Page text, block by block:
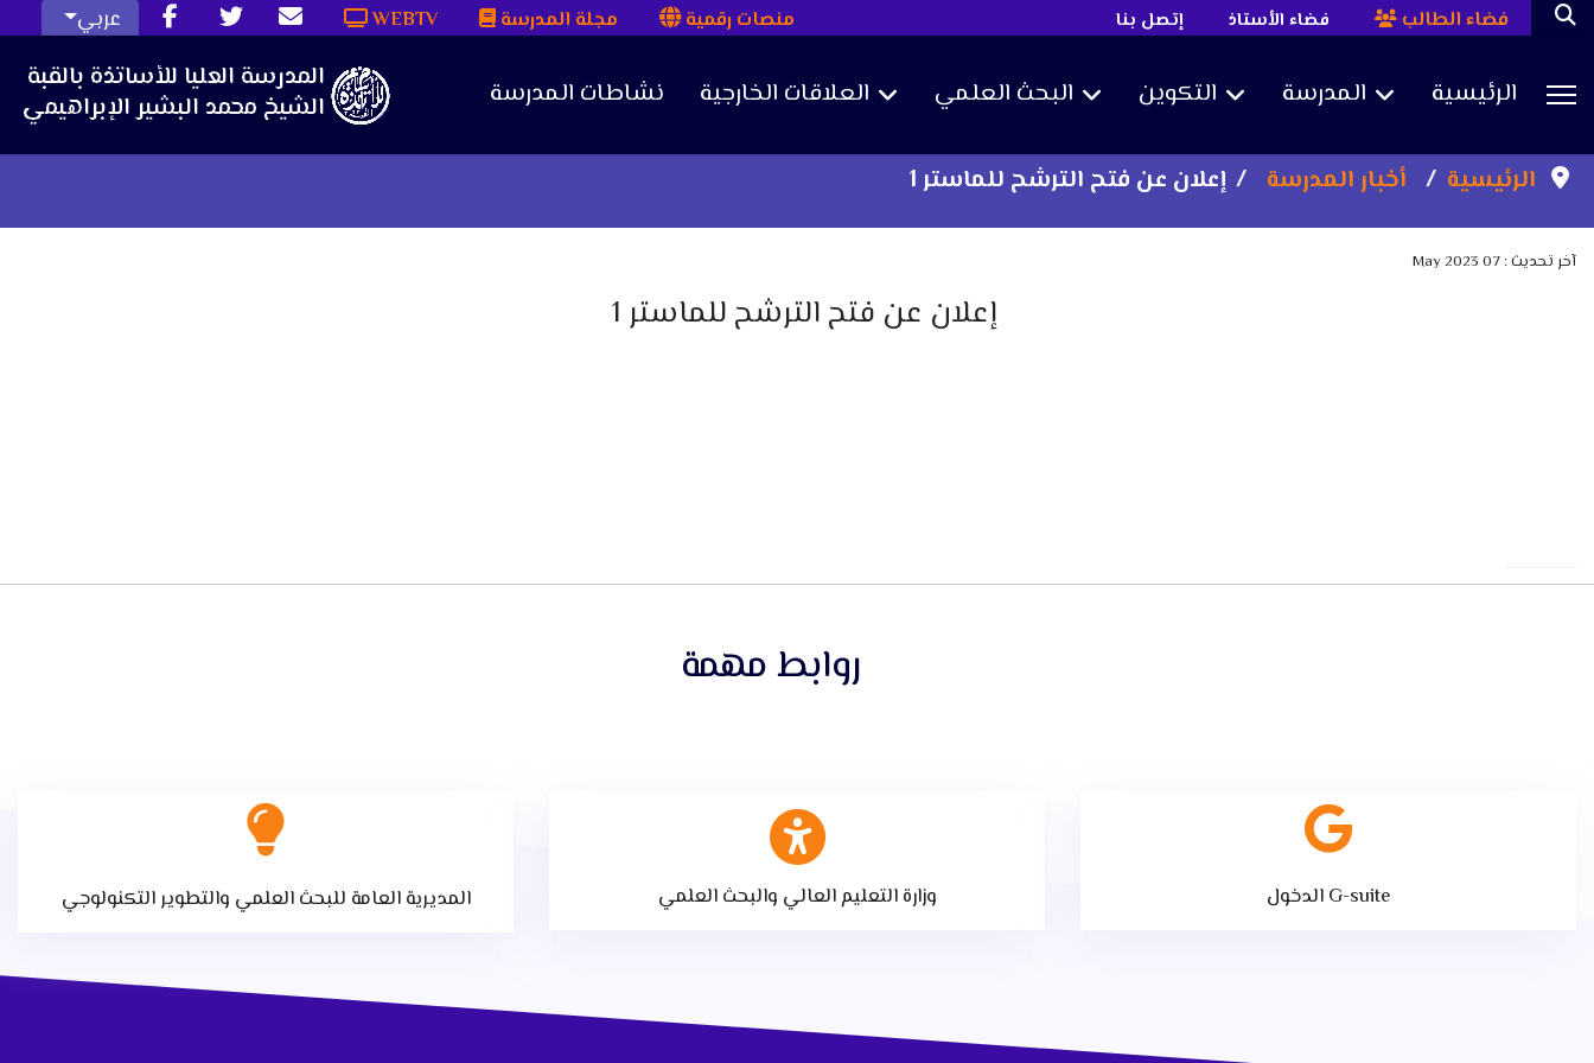
منصات رقمية مجلة المدرسة WEBTV عربي إتصل بنا فضاء الأستاذ فضاء الطالب
نشاطات المدرسة العلاقات الخارجية البحث العلمي التكوين المدرسة الرئيسية
الرئيسية أخبار المدرسة إعلان عن فتح الترشح للماستر 1
آخر تحديث : 07 May 2023
إعلان عن فتح الترشح للماستر 1
روابط مهمة
المديرية العامة للبحث العلمي والتطوير التكنولوجي وزارة التعليم العالي والبحث العلمي الدخول G-suite